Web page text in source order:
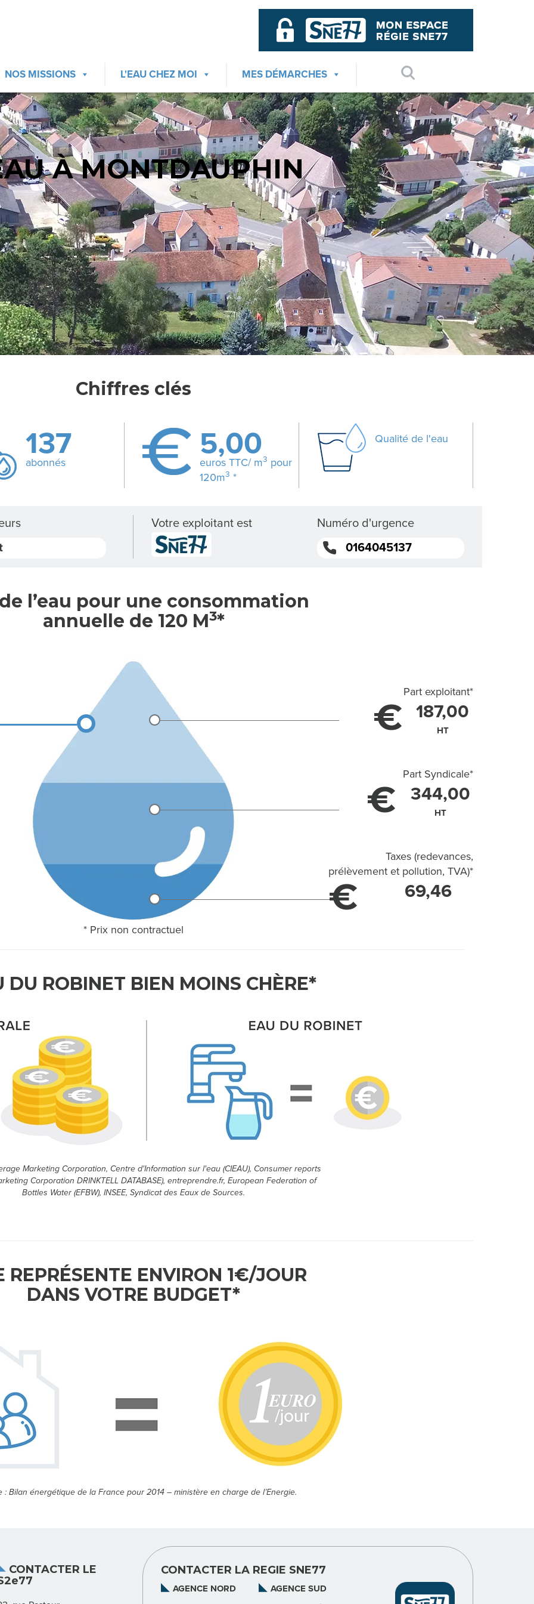
NOS MISSIONS L'EAU CHEZ MOI MES DÉMARCHES
À MONTDAUPHIN
Chiffres clés
137
abonnés
5,00
euros TTC/ m3 pour
120m3 *
Qualité de l'eau
Votre exploitant est
Numéro d'urgence
0164045137
l’eau pour une consommation
annuelle de 120 M3*
Part exploitant*
€ 187,00
HT
Part Syndicale*
€ 344,00
HT
Taxes (redevances,
prélèvement et pollution, TVA)*
€ 69,46
* Prix non contractuel
DU ROBINET BIEN MOINS CHÈRE*
Marketing Corporation, Centre d'Information sur l'eau (CIEAU), Consumer reports
Corporation DRINKTELL DATABASE), entreprendre.fr, European Federation of
Bottles Water (EFBW), INSEE, Syndicat des Eaux de Sources.
REPRÉSENTE ENVIRON 1€/JOUR
DANS VOTRE BUDGET*
: Bilan énergétique de la France pour 2014 – ministère en charge de l’Energie.
CONTACTER LE
CONTACTER LA REGIE SNE77
AGENCE NORD AGENCE SUD